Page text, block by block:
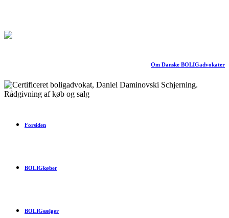
Om Danske BOLIGadvokater
Forsiden
BOLIGkøber
BOLIGsælger